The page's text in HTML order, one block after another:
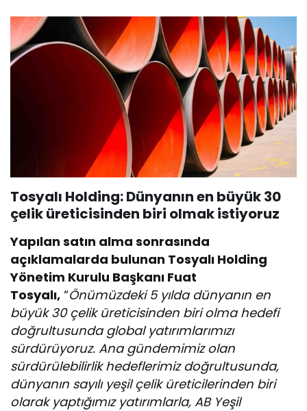
Tosyalı Holding: Dünyanın en büyük 30
çelik üreticisinden biri olmak istiyoruz
Yapılan satın alma sonrasında
açıklamalarda bulunan Tosyalı Holding
Yönetim Kurulu Başkanı Fuat
Tosyalı, “Önümüzdeki 5 yılda dünyanın en
büyük 30 çelik üreticisinden biri olma hedefi
doğrultusunda global yatırımlarımızı
sürdürüyoruz. Ana gündemimiz olan
sürdürülebilirlik hedeflerimiz doğrultusunda,
dünyanın sayılı yeşil çelik üreticilerinden biri
olarak yaptığımız yatırımlarla, AB Yeşil